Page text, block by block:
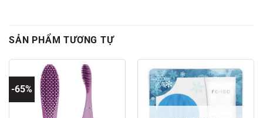
SẢN PHẨM TƯƠNG TỰ
-65%